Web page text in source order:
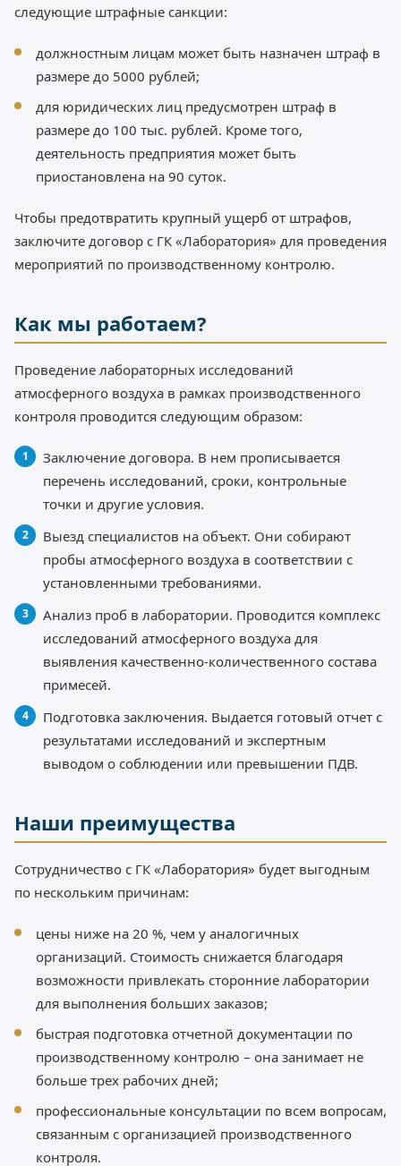
следующие штрафные санкции:
должностным лицам может быть назначен штраф в
размере до 5000 рублей;
для юридических лиц предусмотрен штраф в
размере до 100 тыс. рублей. Кроме того,
деятельность предприятия может быть
приостановлена на 90 суток.
Чтобы предотвратить крупный ущерб от штрафов,
заключите договор с ГК «Лаборатория» для проведения
мероприятий по производственному контролю.
Как мы работаем?
Проведение лабораторных исследований
атмосферного воздуха в рамках производственного
контроля проводится следующим образом:
Заключение договора. В нем прописывается
перечень исследований, сроки, контрольные
точки и другие условия.
Выезд специалистов на объект. Они собирают
пробы атмосферного воздуха в соответствии с
установленными требованиями.
Анализ проб в лаборатории. Проводится комплекс
исследований атмосферного воздуха для
выявления качественно-количественного состава
примесей.
Подготовка заключения. Выдается готовый отчет с
результатами исследований и экспертным
выводом о соблюдении или превышении ПДВ.
Наши преимущества
Сотрудничество с ГК «Лаборатория» будет выгодным
по нескольким причинам:
цены ниже на 20 %, чем у аналогичных
организаций. Стоимость снижается благодаря
возможности привлекать сторонние лаборатории
для выполнения больших заказов;
быстрая подготовка отчетной документации по
производственному контролю – она занимает не
больше трех рабочих дней;
профессиональные консультации по всем вопросам,
связанным с организацией производственного
контроля.